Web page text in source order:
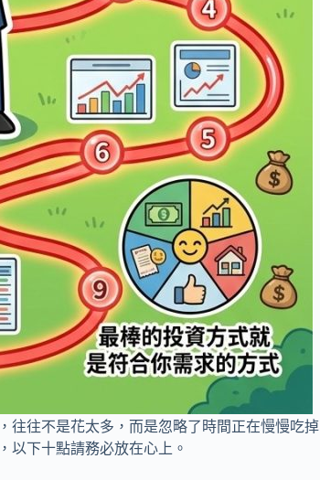
往往不是花太多，而是忽略了時間正在慢慢吃掉
以下十點請務必放在心上。